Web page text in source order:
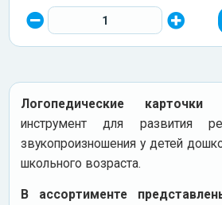
Логопедические карточки
инструмент для развития
звукопроизношения у детей
школьного возраста.
В ассортименте